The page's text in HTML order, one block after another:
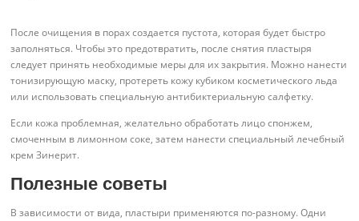
После очищения в порах создается пустота, которая будет быстро
заполняться. Чтобы это предотвратить, после снятия пластыря
следует принять необходимые меры для их закрытия. Можно нанести
тонизирующую маску, протереть кожу кубиком косметического льда
или использовать специальную антибиктериальную салфетку.
Если кожа проблемная, желательно обработать лицо спонжем,
смоченным в лимонном соке, затем нанести специальный лечебный
крем Зинерит.
Полезные советы
В зависимости от вида, пластыри применяются по-разному. Одни